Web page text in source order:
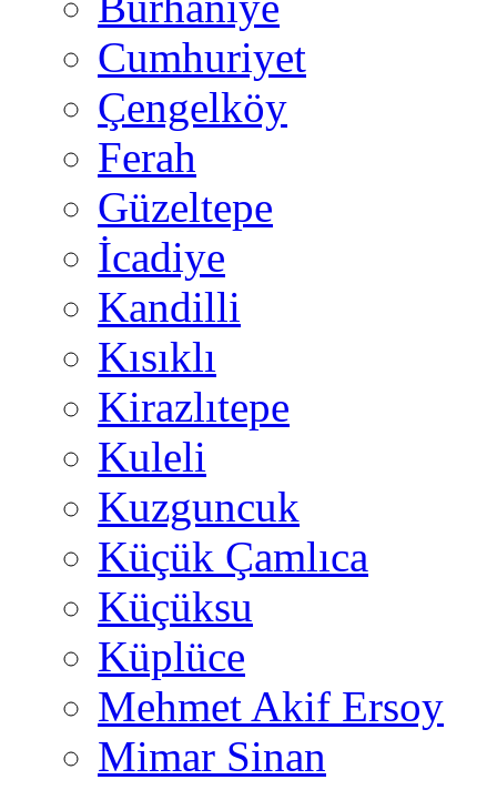
Cumhuriyet
Çengelköy
Ferah
Güzeltepe
İcadiye
Kandilli
Kısıklı
Kirazlıtepe
Kuleli
Kuzguncuk
Küçük Çamlıca
Küçüksu
Küplüce
Mehmet Akif Ersoy
Mimar Sinan